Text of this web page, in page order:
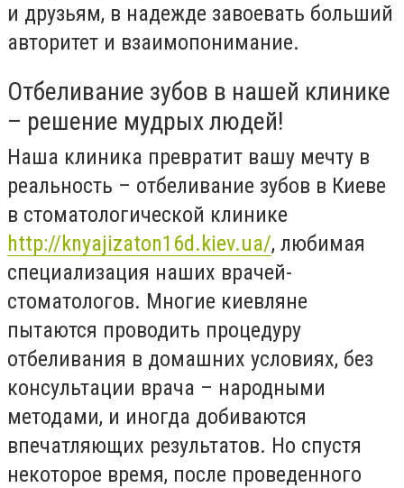
и друзьям, в надежде завоевать больший
авторитет и взаимопонимание.
Отбеливание зубов в нашей клинике
– решение мудрых людей!
Наша клиника превратит вашу мечту в
реальность – отбеливание зубов в Киеве
в стоматологической клинике
http://knyajizaton16d.kiev.ua/, любимая
специализация наших врачей-
стоматологов. Многие киевляне
пытаются проводить процедуру
отбеливания в домашних условиях, без
консультации врача – народными
методами, и иногда добиваются
впечатляющих результатов. Но спустя
некоторое время, после проведенного